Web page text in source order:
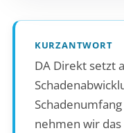
KURZANTWORT
DA Direkt setzt
nehmen wir